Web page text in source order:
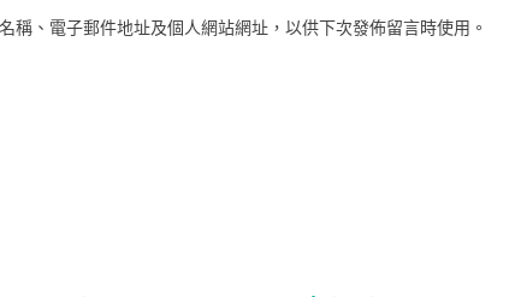
稱、電子郵件地址及個人網站網址，以供下次發佈留言時使用。